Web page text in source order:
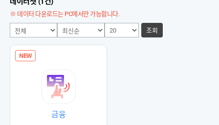
※ 데이터 다운로드는 PC에서만 가능합니다.
조회
NEW
금융